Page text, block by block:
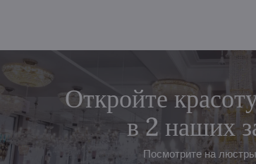
Откройте
в 2 наших
Посмотрите на